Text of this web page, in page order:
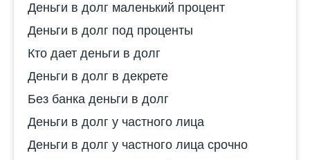
Деньги в долг маленький процент
Деньги в долг под проценты
Кто дает деньги в долг
Деньги в долг в декрете
Без банка деньги в долг
Деньги в долг у частного лица
Деньги в долг у частного лица срочно